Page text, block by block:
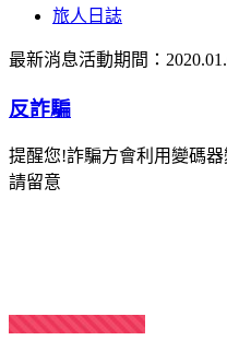
旅人日誌
最新消息活動期間：
反詐騙
提醒您!詐騙方會利用變碼
請留意